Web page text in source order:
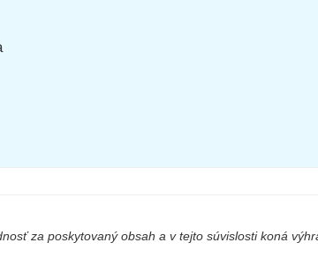
za poskytovaný obsah a v tejto súvislosti koná